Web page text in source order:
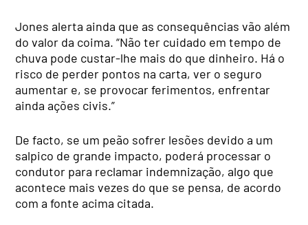
Jones alerta ainda que as consequências vão além
do valor da coima. “Não ter cuidado em tempo de
chuva pode custar-lhe mais do que dinheiro. Há o
risco de perder pontos na carta, ver o seguro
aumentar e, se provocar ferimentos, enfrentar
ainda ações civis.”
De facto, se um peão sofrer lesões devido a um
salpico de grande impacto, poderá processar o
condutor para reclamar indemnização, algo que
acontece mais vezes do que se pensa, de acordo
com a fonte acima citada.